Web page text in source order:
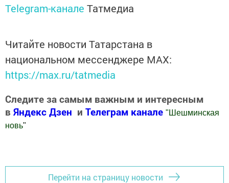
Telegram-канале Татмедиа
Читайте новости Татарстана в
национальном мессенджере MАХ:
https://max.ru/tatmedia
Следите за самым важным и интересным
в Яндекс Дзен и Телеграм канале " Шешминская
новь"
Перейти на страницу новости